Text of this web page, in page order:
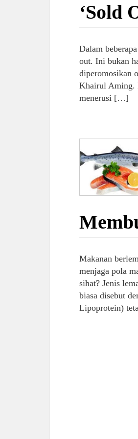
‘Sold
Dalam
out. Ini bukan
diperomosikan
Khairul Aming.
menerusi […]
Makanan
menjaga pola
sihat? Jenis
biasa disebut
Lipoprotein)